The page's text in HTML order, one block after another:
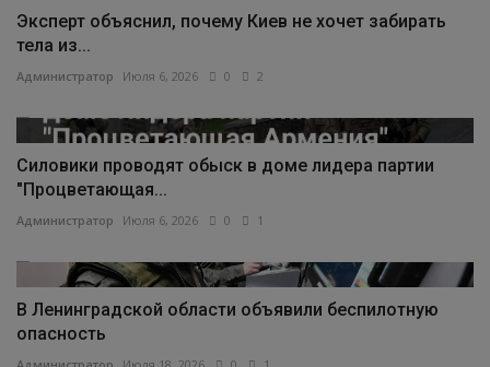
Эксперт объяснил, почему Киев не хочет забирать
тела из...
Администратор Июля 6, 2026 0 2
Силовики проводят обыск в доме лидера партии
"Процветающая...
Администратор Июля 6, 2026 0 1
В Ленинградской области объявили беспилотную
опасность